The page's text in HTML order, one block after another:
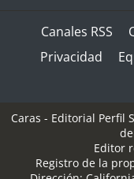
Canales RSS
Privacidad
Caras - Editorial Perfil
Editor
Registro de la